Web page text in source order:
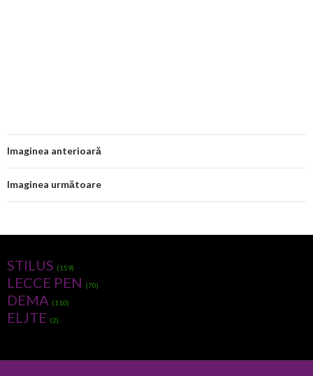
Imaginea anterioară
Imaginea următoare
STILUS (159)
LECCE PEN (70)
DEMA (110)
ELJTE (2)